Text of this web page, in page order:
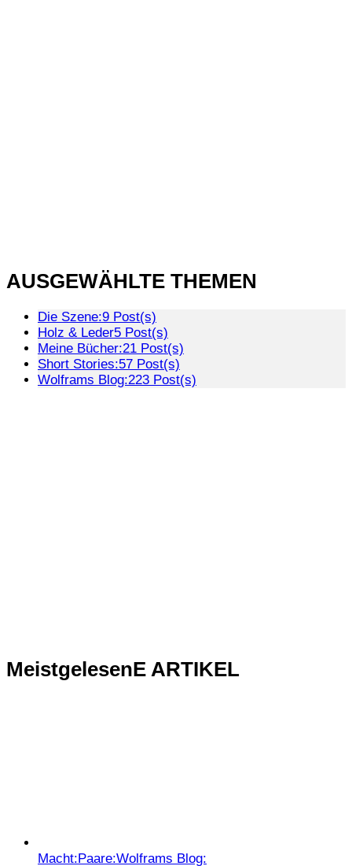
AUSGEWÄHLTE THEMEN
Die Szene:9 Post(s)
Holz & Leder5 Post(s)
Meine Bücher:21 Post(s)
Short Stories:57 Post(s)
Wolframs Blog:223 Post(s)
MeistgelesenE ARTIKEL
Macht: Paare:Wolframs Blog: